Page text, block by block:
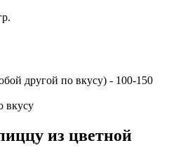
другой по вкусу) - 100-150
вкусу
из цветной